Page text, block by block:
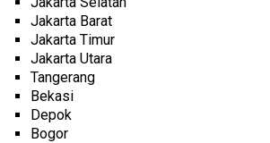
Jakarta Barat
Jakarta Timur
Jakarta Utara
Tangerang
Bekasi
Depok
Bogor